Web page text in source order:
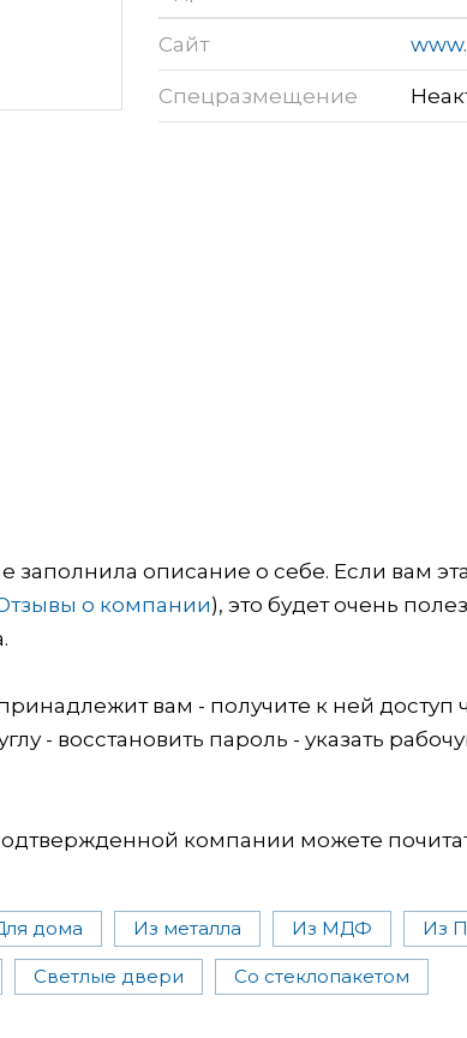
Сайт
Спецразмещение
заполнила описание о себе. Если вам
о компании), это будет очень
вам - получите к ней доступ
- восстановить пароль - указать
компании можете
дома Из металла Из МДФ Из
Светлые двери Со стеклопакетом